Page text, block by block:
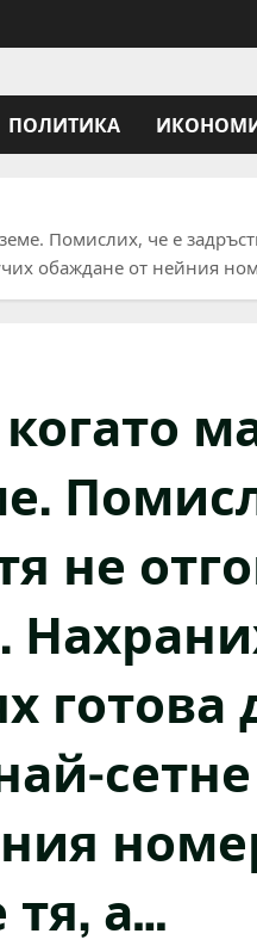
ПОЛИТИКА
Помислих, че е
обаждане от нейния
не
готова
а…